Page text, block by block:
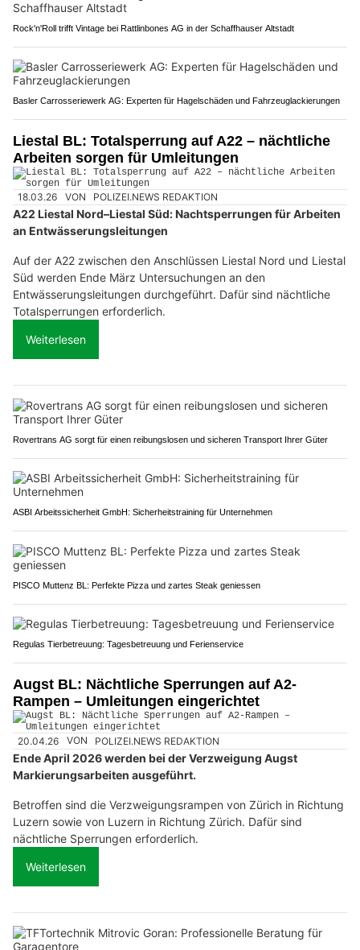
Rock'n'Roll trifft Vintage bei Rattlinbones AG in der Schaffhauser Altstadt
Basler Carrosseriewerk AG: Experten für Hagelschäden und Fahrzeuglackierungen
Liestal BL: Totalsperrung auf A22 – nächtliche
Arbeiten sorgen für Umleitungen
18.03.26 VON POLIZEI.NEWS REDAKTION
A22 Liestal Nord–Liestal Süd: Nachtsperrungen für Arbeiten
an Entwässerungsleitungen
Auf der A22 zwischen den Anschlüssen Liestal Nord und Liestal
Süd werden Ende März Untersuchungen an den
Entwässerungsleitungen durchgeführt. Dafür sind nächtliche
Totalsperrungen erforderlich.
Weiterlesen
Rovertrans AG sorgt für einen reibungslosen und sicheren Transport Ihrer Güter
ASBI Arbeitssicherheit GmbH: Sicherheitstraining für Unternehmen
PISCO Muttenz BL: Perfekte Pizza und zartes Steak geniessen
Regulas Tierbetreuung: Tagesbetreuung und Ferienservice
Augst BL: Nächtliche Sperrungen auf A2-
Rampen – Umleitungen eingerichtet
20.04.26 VON POLIZEI.NEWS REDAKTION
Ende April 2026 werden bei der Verzweigung Augst
Markierungsarbeiten ausgeführt.
Betroffen sind die Verzweigungsrampen von Zürich in Richtung
Luzern sowie von Luzern in Richtung Zürich. Dafür sind
nächtliche Sperrungen erforderlich.
Weiterlesen